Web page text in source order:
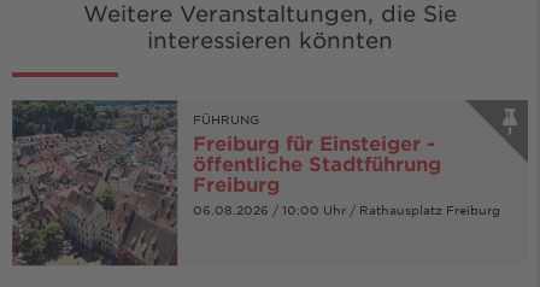
Weitere Veranstaltungen, die Sie
interessieren könnten
FÜHRUNG
Freiburg für Einsteiger -
öffentliche Stadtführung
Freiburg
06.08.2026 / 10:00 Uhr / Rathausplatz Freiburg